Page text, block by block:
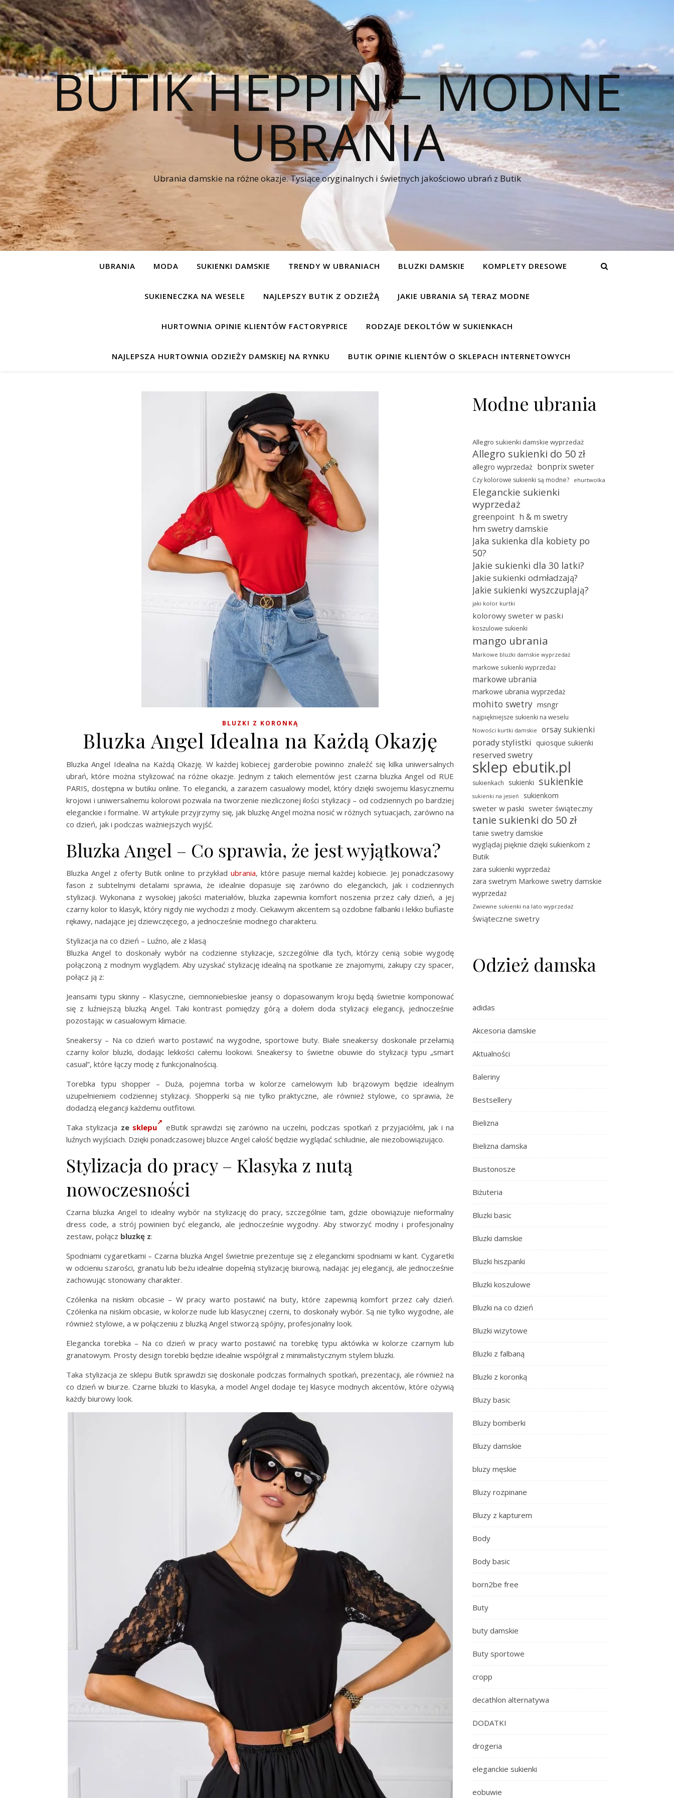
BUTIK HEPPIN – MODNE
UBRANIA
Ubrania damskie na różne okazje. Tysiące oryginalnych i świetnych jakościowo ubrań z Butik
UBRANIA MODA SUKIENKI DAMSKIE TRENDY W UBRANIACH BLUZKI DAMSKIE KOMPLETY DRESOWE
SUKIENECZKA NA WESELE NAJLEPSZY BUTIK Z ODZIEŻĄ JAKIE UBRANIA SĄ TERAZ MODNE
HURTOWNIA OPINIE KLIENTÓW FACTORYPRICE RODZAJE DEKOLTÓW W SUKIENKACH
NAJLEPSZA HURTOWNIA ODZIEŻY DAMSKIEJ NA RYNKU BUTIK OPINIE KLIENTÓW O SKLEPACH INTERNETOWYCH
BLUZKI Z KORONKĄ
Bluzka Angel Idealna na Każdą Okazję
Bluzka Angel Idealna na Każdą Okazję. W każdej kobiecej garderobie powinno znaleźć się kilka uniwersalnych
ubrań, które można stylizować na różne okazje. Jednym z takich elementów jest czarna bluzka Angel od RUE
PARIS, dostępna w butiku online. To elegancki, a zarazem casualowy model, który dzięki swojemu klasycznemu
krojowi i uniwersalnemu kolorowi pozwala na tworzenie niezliczonej ilości stylizacji – od codziennych po bardziej
eleganckie i formalne. W artykule przyjrzymy się, jak bluzkę Angel można nosić w różnych sytuacjach, zarówno na
co dzień, jak i podczas ważniejszych wyjść.
Bluzka Angel – Co sprawia, że jest wyjątkowa?
Bluzka Angel z oferty Butik online to przykład ubrania, które pasuje niemal każdej kobiecie. Jej ponadczasowy
fason z subtelnymi detalami sprawia, że idealnie dopasuje się zarówno do eleganckich, jak i codziennych
stylizacji. Wykonana z wysokiej jakości materiałów, bluzka zapewnia komfort noszenia przez cały dzień, a jej
czarny kolor to klasyk, który nigdy nie wychodzi z mody. Ciekawym akcentem są ozdobne falbanki i lekko bufiaste
rękawy, nadające jej dziewczęcego, a jednocześnie modnego charakteru.
Stylizacja na co dzień – Luźno, ale z klasą
Bluzka Angel to doskonały wybór na codzienne stylizacje, szczególnie dla tych, którzy cenią sobie wygodę
połączoną z modnym wyglądem. Aby uzyskać stylizację idealną na spotkanie ze znajomymi, zakupy czy spacer,
połącz ją z:
Jeansami typu skinny – Klasyczne, ciemnoniebieskie jeansy o dopasowanym kroju będą świetnie komponować
się z luźniejszą bluzką Angel. Taki kontrast pomiędzy górą a dołem doda stylizacji elegancji, jednocześnie
pozostając w casualowym klimacie.
Sneakersy – Na co dzień warto postawić na wygodne, sportowe buty. Białe sneakersy doskonale przełamią
czarny kolor bluzki, dodając lekkości całemu lookowi. Sneakersy to świetne obuwie do stylizacji typu „smart
casual”, które łączy modę z funkcjonalnością.
Torebka typu shopper – Duża, pojemna torba w kolorze camelowym lub brązowym będzie idealnym
uzupełnieniem codziennej stylizacji. Shopperki są nie tylko praktyczne, ale również stylowe, co sprawia, że
dodadzą elegancji każdemu outfitowi.
Taka stylizacja ze sklepu
eButik sprawdzi się zarówno na uczelni, podczas spotkań z przyjaciółmi, jak i na
luźnych wyjściach. Dzięki ponadczasowej bluzce Angel całość będzie wyglądać schludnie, ale niezobowiązująco.
Stylizacja do pracy – Klasyka z nutą
nowoczesności
Czarna bluzka Angel to idealny wybór na stylizację do pracy, szczególnie tam, gdzie obowiązuje nieformalny
dress code, a strój powinien być elegancki, ale jednocześnie wygodny. Aby stworzyć modny i profesjonalny
zestaw, połącz bluzkę z:
Spodniami cygaretkami – Czarna bluzka Angel świetnie prezentuje się z eleganckimi spodniami w kant. Cygaretki
w odcieniu szarości, granatu lub beżu idealnie dopełnią stylizację biurową, nadając jej elegancji, ale jednocześnie
zachowując stonowany charakter.
Czółenka na niskim obcasie – W pracy warto postawić na buty, które zapewnią komfort przez cały dzień.
Czółenka na niskim obcasie, w kolorze nude lub klasycznej czerni, to doskonały wybór. Są nie tylko wygodne, ale
również stylowe, a w połączeniu z bluzką Angel stworzą spójny, profesjonalny look.
Elegancka torebka – Na co dzień w pracy warto postawić na torebkę typu aktówka w kolorze czarnym lub
granatowym. Prosty design torebki będzie idealnie współgrał z minimalistycznym stylem bluzki.
Taka stylizacja ze sklepu Butik sprawdzi się doskonale podczas formalnych spotkań, prezentacji, ale również na
co dzień w biurze. Czarne bluzki to klasyka, a model Angel dodaje tej klasyce modnych akcentów, które ożywią
każdy biurowy look.
Modne ubrania
Allegro sukienki damskie wyprzedaż
Allegro sukienki do 50 zł
allegro wyprzedaż bonprix sweter
Czy kolorowe sukienki są modne? ehurtwolka
Eleganckie sukienki
wyprzedaż
greenpoint h & m swetry
hm swetry damskie
Jaka sukienka dla kobiety po
50?
Jakie sukienki dla 30 latki?
Jakie sukienki odmładzają?
Jakie sukienki wyszczuplają?
jaki kolor kurtki
kolorowy sweter w paski
koszulowe sukienki
mango ubrania
Markowe bluzki damskie wyprzedaż
markowe sukienki wyprzedaż
markowe ubrania
markowe ubrania wyprzedaż
mohito swetry msngr
najpiękniejsze sukienki na weselu
Nowości kurtki damskie orsay sukienki
porady stylistki quiosque sukienki
reserved swetry
sklep ebutik.pl
sukienkach sukienki sukienkie
sukienki na jesień sukienkom
sweter w paski sweter świąteczny
tanie sukienki do 50 zł
tanie swetry damskie
wyglądaj pięknie dzięki sukienkom z
Butik
zara sukienki wyprzedaż
zara swetrym Markowe swetry damskie
wyprzedaż
Zwiewne sukienki na lato wyprzedaż
świąteczne swetry
Odzież damska
adidas
Akcesoria damskie
Aktualności
Baleriny
Bestsellery
Bielizna
Bielizna damska
Biustonosze
Biżuteria
Bluzki basic
Bluzki damskie
Bluzki hiszpanki
Bluzki koszulowe
Bluzki na co dzień
Bluzki wizytowe
Bluzki z falbaną
Bluzki z koronką
Bluzy basic
Bluzy bomberki
Bluzy damskie
bluzy męskie
Bluzy rozpinane
Bluzy z kapturem
Body
Body basic
born2be free
Buty
buty damskie
Buty sportowe
cropp
decathlon alternatywa
DODATKI
drogeria
eleganckie sukienki
eobuwie